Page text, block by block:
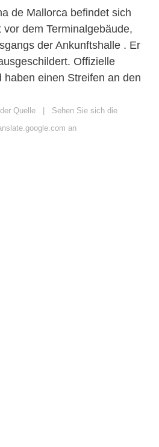
de Mallorca befindet sich
dem Terminalgebäude,
der Ankunftshalle . Er
Offizielle
haben einen Streifen an den
Quelle | Sehen Sie sich die
an